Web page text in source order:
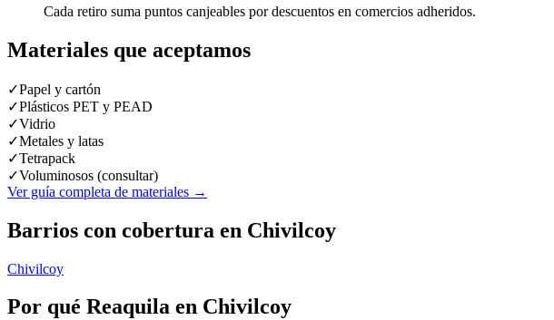
Cada retiro suma puntos canjeables por descuentos en comercios adheridos.
Materiales que aceptamos
✓Papel y cartón
✓Plásticos PET y PEAD
✓Vidrio
✓Metales y latas
✓Tetrapack
✓Voluminosos (consultar)
Ver guía completa de materiales →
Barrios con cobertura en Chivilcoy
Chivilcoy
Por qué Reaquila en Chivilcoy